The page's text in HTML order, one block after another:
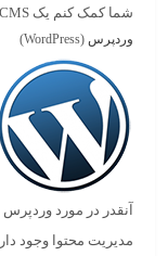
شما کمک کنم یک CMS خوب انتخاب کنید تا کارتان را راه بیندازد.
وردپرس (WordPress)
آنقدر در مورد وردپرس